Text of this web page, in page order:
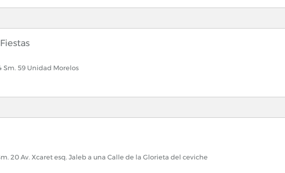
Sm. 59 Unidad Morelos
20 Av. Xcaret esq. Jaleb a una Calle de la Glorieta del ceviche